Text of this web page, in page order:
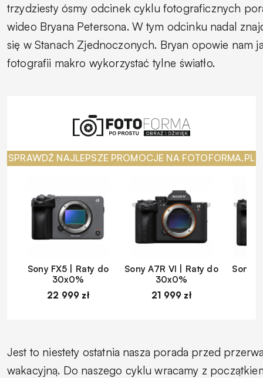
trzydziesty ósmy odcinek cyklu fotograficznych
wideo Bryana Petersona. W tym odcinku nadal
się w Stanach Zjednoczonych. Bryan opowie nam
fotografii makro wykorzystać tylne światło.
SPRAWDŹ NAJLEPSZE PROMOCJE NA FOTOFORMA.PL
Sony FX5 | Raty do
30x0%
22 999 zł
Sony A7R VI | Raty do
30x0%
21 999 zł
Sony
Jest to niestety ostatnia nasza porada przed
wakacyjną. Do naszego cyklu wracamy z